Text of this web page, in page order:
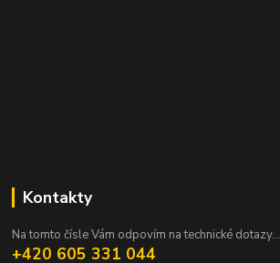
Kontakty
Na tomto čísle Vám odpovím na technické dotazy...
+420 605 331 044